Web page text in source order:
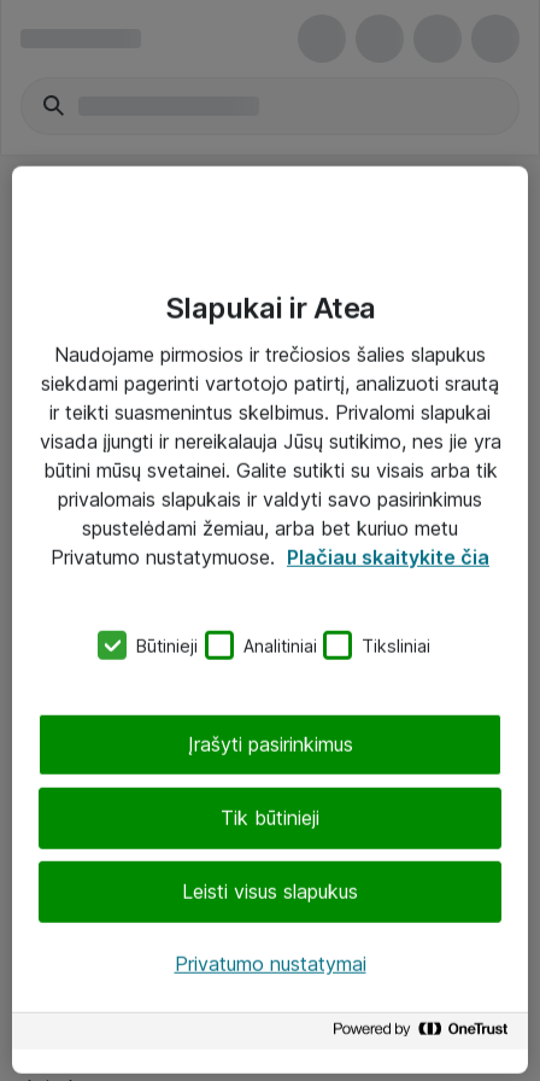
Paslaugos
Sprendimai
Įgyvendinti projektai
Atea ekspertų patarimai verslui
eShop@atea.lt
LinkedIn
Slapukai ir Atea
Naudojame pirmosios ir trečiosios šalies slapukus
siekdami pagerinti vartotojo patirtį, analizuoti srautą
ir teikti suasmenintus skelbimus. Privalomi slapukai
visada įjungti ir nereikalauja Jūsų sutikimo, nes jie yra
būtini mūsų svetainei. Galite sutikti su visais arba tik
privalomais slapukais ir valdyti savo pasirinkimus
spustelėdami žemiau, arba bet kuriuo metu
Privatumo nustatymuose. Plačiau skaitykite čia
Būtinieji Analitiniai Tiksliniai
Tik būtinieji
Leisti visus slapukus
Įrašyti pasirinkimus
Privatumo nustatymai